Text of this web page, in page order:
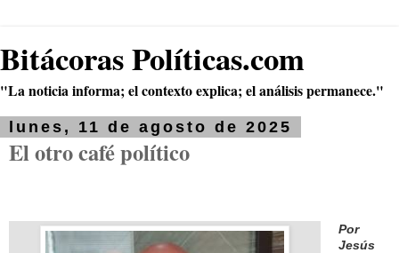
Bitácoras Políticas.com
"La noticia informa; el contexto explica; el análisis permanece."
lunes, 11 de agosto de 2025
El otro café político
Por
Jesús